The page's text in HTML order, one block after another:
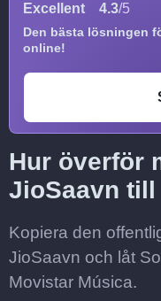
Excellent 4.3/5
Den bästa lösningen
online!
Hur överför
JioSaavn
Kopiera den
JioSaavn och låt
Movistar Música.